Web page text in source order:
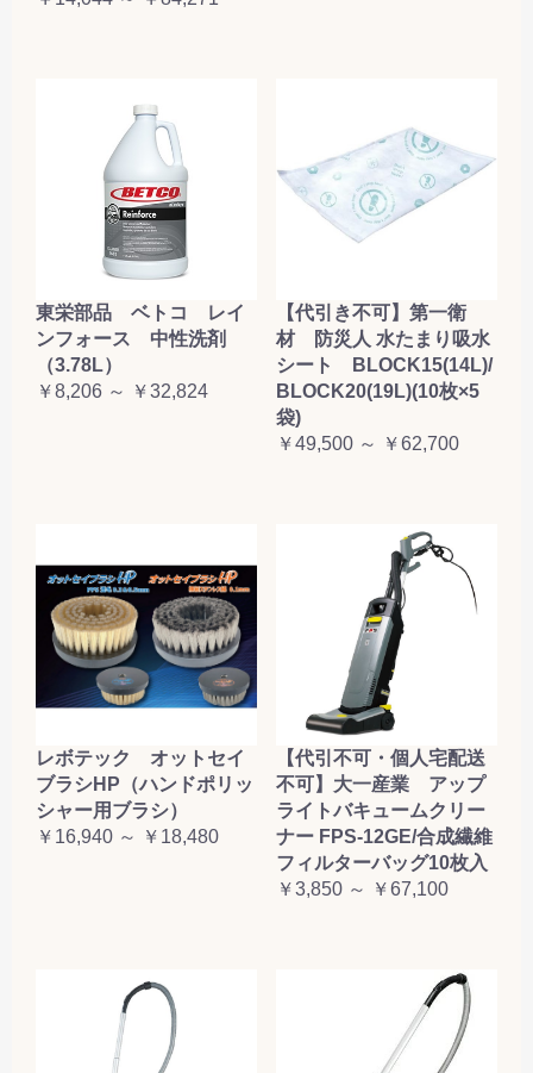
東栄部品 ベトコ レイ
ンフォース 中性洗剤
（3.78L）
￥8,206 ～ ￥32,824
【代引き不可】第一衛
材 防災人 水たまり吸水
シート BLOCK15(14L)/
BLOCK20(19L)(10枚×5
袋)
￥49,500 ～ ￥62,700
レボテック オットセイ
ブラシHP（ハンドポリッ
シャー用ブラシ）
￥16,940 ～ ￥18,480
【代引不可・個人宅配送
不可】大一産業 アップ
ライトバキュームクリー
ナー FPS-12GE/合成繊維
フィルターバッグ10枚入
￥3,850 ～ ￥67,100